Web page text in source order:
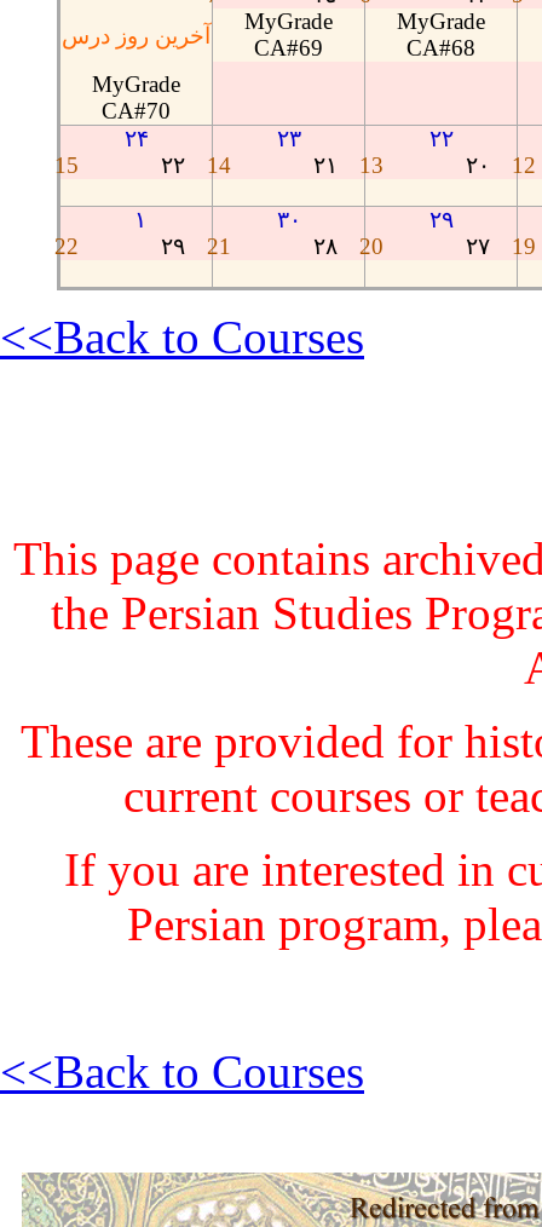
MyGrade
CA#68
MyGrade
CA#69
آخرین روز درس
MyGrade
CA#70
12
۲۲
٢٠
13
۲۳
٢١
14
۲۴
٢٢
15
19
۲۹
٢٧
20
۳۰
٢٨
21
۱
٢٩
22
<<Back to Courses
This page contains
the Persian Studies
These are provided for
current courses or
If you are interested in
Persian program,
<<Back to Courses